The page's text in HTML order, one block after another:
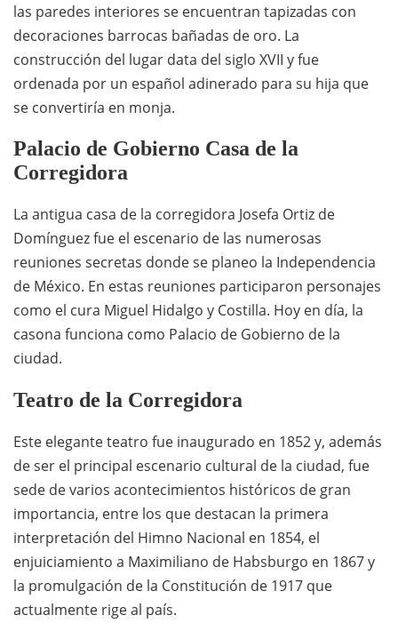
las paredes interiores se encuentran tapizadas con
decoraciones barrocas bañadas de oro. La
construcción del lugar data del siglo XVII y fue
ordenada por un español adinerado para su hija que
se convertiría en monja.
Palacio de Gobierno Casa de la
Corregidora
La antigua casa de la corregidora Josefa Ortiz de
Domínguez fue el escenario de las numerosas
reuniones secretas donde se planeo la Independencia
de México. En estas reuniones participaron personajes
como el cura Miguel Hidalgo y Costilla. Hoy en día, la
casona funciona como Palacio de Gobierno de la
ciudad.
Teatro de la Corregidora
Este elegante teatro fue inaugurado en 1852 y, además
de ser el principal escenario cultural de la ciudad, fue
sede de varios acontecimientos históricos de gran
importancia, entre los que destacan la primera
interpretación del Himno Nacional en 1854, el
enjuiciamiento a Maximiliano de Habsburgo en 1867 y
la promulgación de la Constitución de 1917 que
actualmente rige al país.